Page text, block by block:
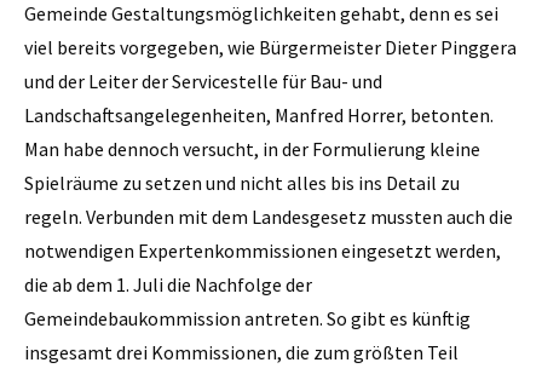
Gemeinde Gestaltungsmöglichkeiten gehabt, denn es sei
viel bereits vorgegeben, wie Bürgermeister Dieter Pinggera
und der Leiter der Servicestelle für Bau- und
Landschaftsangelegenheiten, Manfred Horrer, betonten.
Man habe dennoch versucht, in der Formulierung kleine
Spielräume zu setzen und nicht alles bis ins Detail zu
regeln. Verbunden mit dem Landesgesetz mussten auch die
notwendigen Expertenkommissionen eingesetzt werden,
die ab dem 1. Juli die Nachfolge der
Gemeindebaukommission antreten. So gibt es künftig
insgesamt drei Kommissionen, die zum größten Teil